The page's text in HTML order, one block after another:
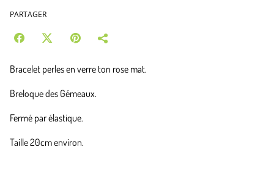
PARTAGER
Bracelet perles en verre ton rose mat.
Breloque des Gémeaux.
Fermé par élastique.
Taille 20cm environ.